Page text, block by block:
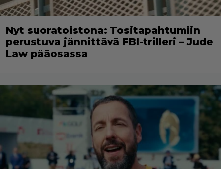
Nyt suoratoistona: Tositapahtumiin
perustuva jännittävä FBI-trilleri – Jude
Law pääosassa